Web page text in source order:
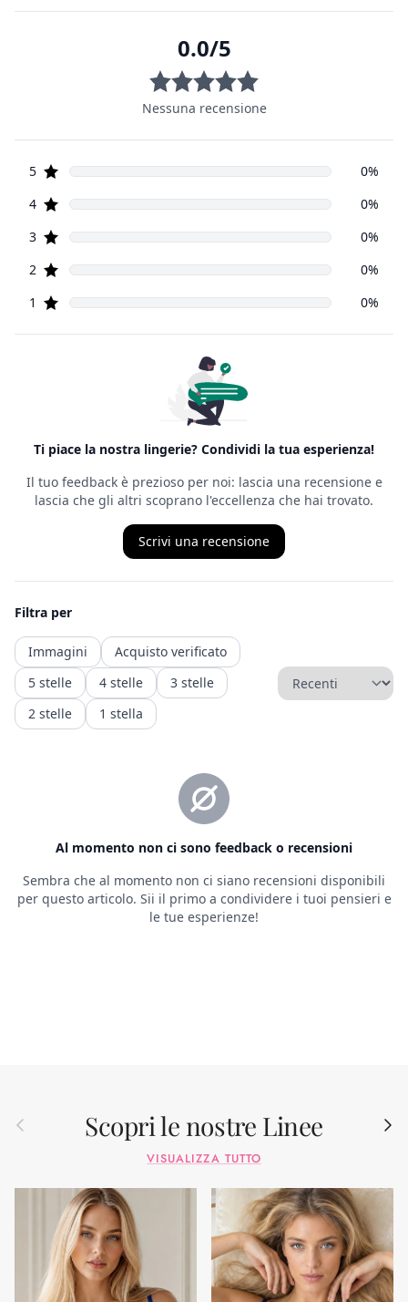
Indietro Scopri le nostre Linee
VISUALIZZA TUTTO